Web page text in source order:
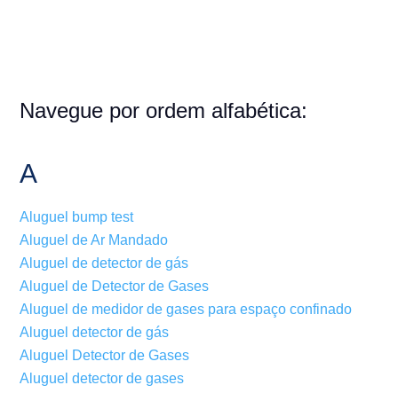
Navegue por ordem alfabética:
A
Aluguel bump test
Aluguel de Ar Mandado
Aluguel de detector de gás
Aluguel de Detector de Gases
Aluguel de medidor de gases para espaço confinado
Aluguel detector de gás
Aluguel Detector de Gases
Aluguel detector de gases